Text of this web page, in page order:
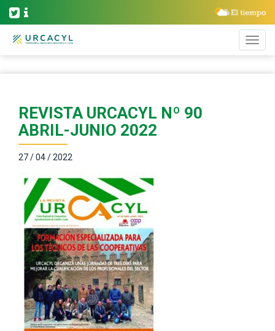
REVISTA URCACYL Nº 90
ABRIL-JUNIO 2022
27 / 04 / 2022